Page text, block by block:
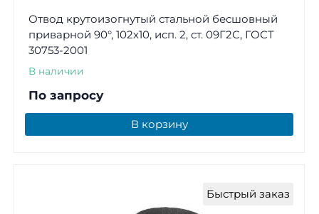
Отвод крутоизогнутый стальной бесшовный
приварной 90°, 102х10, исп. 2, ст. 09Г2С, ГОСТ
30753-2001
В наличии
По запросу
В корзину
Быстрый заказ